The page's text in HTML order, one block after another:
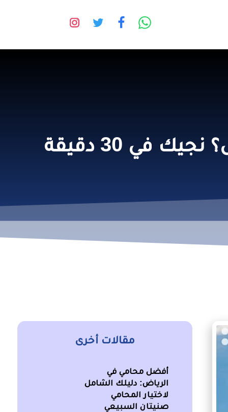
تبديل بطارية السيارة متنقل | سيارتك ما تشتغل؟ نجيك في 30 دقيقة
مقالات أخرى
أفضل محامي في
الرياض: دليلك الشامل
لاختيار المحامي
صنيتان السبيعي